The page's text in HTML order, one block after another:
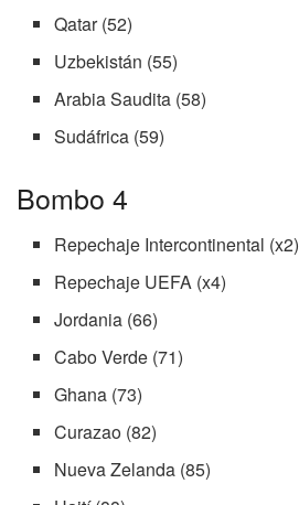
Qatar (52)
Uzbekistán (55)
Arabia Saudita (58)
Sudáfrica (59)
Bombo 4
Repechaje Intercontinental (x2)
Repechaje UEFA (x4)
Jordania (66)
Cabo Verde (71)
Ghana (73)
Curazao (82)
Nueva Zelanda (85)